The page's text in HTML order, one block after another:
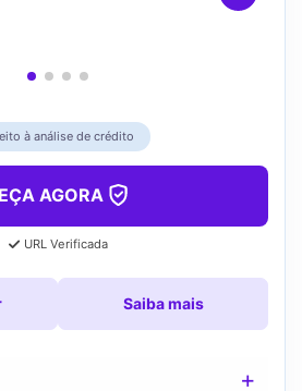
à análise de crédito
AGORA
URL Verificada
Saiba mais